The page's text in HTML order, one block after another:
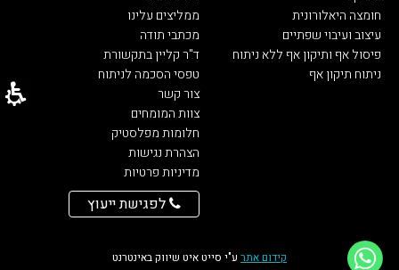
חומצה היאלורונית
עיצוב ועיבוי שפתיים
פיסול אף ותיקון אף ללא ניתוח
ניתוח תיקון אף
ממליצים עלינו
מכתבי תודה
ד"ר קליין בתקשורת
טפסי הסכמה לניתוח
צור קשר
צוות המומחים
חלומות מפלסטיק
הצהרת נגישות
מדיניות פרטיות
לפגישת ייעוץ
קידום אתר ע"י סייט איט שיווק באינטרנט